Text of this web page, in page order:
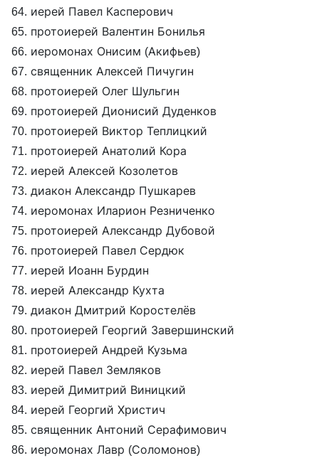
64. иерей Павел Касперович
65. протоиерей Валентин Бонилья
66. иеромонах Онисим (Акифьев)
67. священник Алексей Пичугин
68. протоиерей Олег Шульгин
69. протоиерей Дионисий Дуденков
70. протоиерей Виктор Теплицкий
71. протоиерей Анатолий Кора
72. иерей Алексей Козолетов
73. диакон Александр Пушкарев
74. иеромонах Иларион Резниченко
75. протоиерей Александр Дубовой
76. протоиерей Павел Сердюк
77. иерей Иоанн Бурдин
78. иерей Александр Кухта
79. диакон Дмитрий Коростелёв
80. протоиерей Георгий Завершинский
81. протоиерей Андрей Кузьма
82. иерей Павел Земляков
83. иерей Димитрий Виницкий
84. иерей Георгий Христич
85. священник Антоний Серафимович
86. иеромонах Лавр (Соломонов)